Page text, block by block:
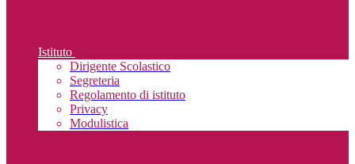
Istituto
Dirigente Scolastico
Segreteria
Regolamento di istituto
Privacy
Modulistica